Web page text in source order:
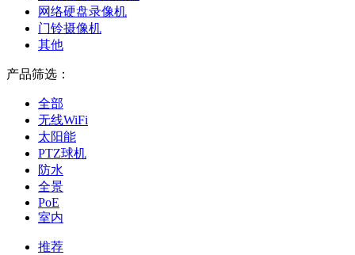
网络硬盘录像机
门铃摄像机
其他
产品筛选：
全部
无线WiFi
太阳能
PTZ球机
防水
全景
PoE
室内
推荐